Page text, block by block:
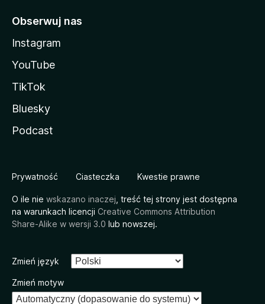
Obserwuj nas
Instagram
YouTube
TikTok
Bluesky
Podcast
Prywatność Ciasteczka Kwestie prawne
O ile nie wskazano inaczej , treść tej strony jest dostępna
na warunkach licencji Creative Commons Attribution
Share-Alike w wersji 3.0 lub nowszej.
Zmień język
Zmień motyw